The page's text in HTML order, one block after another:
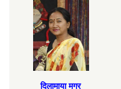
दिलामाया मगर